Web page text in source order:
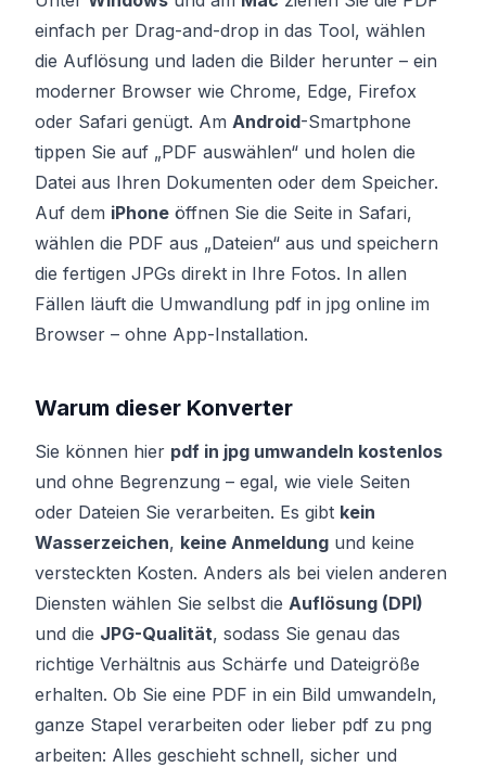
einfach per Drag-and-drop in das Tool, wählen
die Auflösung und laden die Bilder herunter – ein
moderner Browser wie Chrome, Edge, Firefox
oder Safari genügt. Am Android-Smartphone
tippen Sie auf „PDF auswählen“ und holen die
Datei aus Ihren Dokumenten oder dem Speicher.
Auf dem iPhone öffnen Sie die Seite in Safari,
wählen die PDF aus „Dateien“ aus und speichern
die fertigen JPGs direkt in Ihre Fotos. In allen
Fällen läuft die Umwandlung pdf in jpg online im
Browser – ohne App-Installation.
Warum dieser Konverter
Sie können hier pdf in jpg umwandeln kostenlos
und ohne Begrenzung – egal, wie viele Seiten
oder Dateien Sie verarbeiten. Es gibt kein
Wasserzeichen, keine Anmeldung und keine
versteckten Kosten. Anders als bei vielen anderen
Diensten wählen Sie selbst die Auflösung (DPI)
und die JPG-Qualität, sodass Sie genau das
richtige Verhältnis aus Schärfe und Dateigröße
erhalten. Ob Sie eine PDF in ein Bild umwandeln,
ganze Stapel verarbeiten oder lieber pdf zu png
arbeiten: Alles geschieht schnell, sicher und